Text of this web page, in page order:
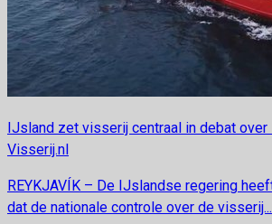
IJsland zet visserij centraal in debat over
Visserij.nl
REYKJAVÍK – De IJslandse regering
dat de nationale controle over de visserij...